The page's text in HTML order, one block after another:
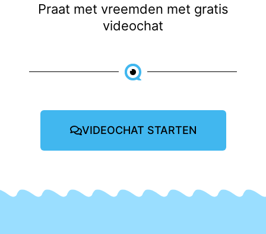
Praat met vreemden met gratis
videochat
VIDEOCHAT STARTEN